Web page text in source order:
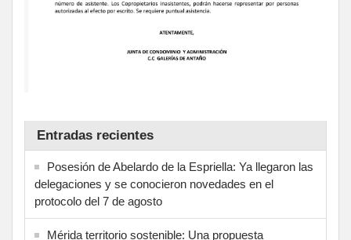
Entradas recientes
Posesión de Abelardo de la Espriella: Ya llegaron las
delegaciones y se conocieron novedades en el
protocolo del 7 de agosto
Mérida territorio sostenible: Una propuesta